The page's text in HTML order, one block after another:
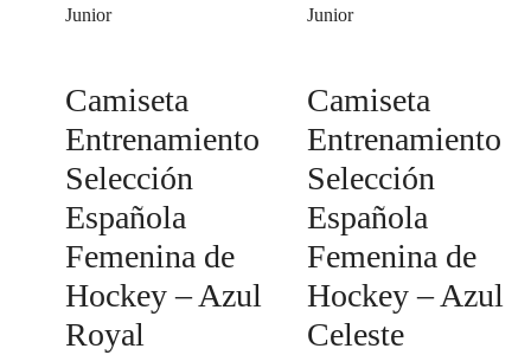
Junior
Camiseta
Entrenamiento
Selección
Española
Femenina de
Hockey – Azul
Royal
Junior
Camiseta
Entrenamiento
Selección
Española
Femenina de
Hockey – Azul
Celeste